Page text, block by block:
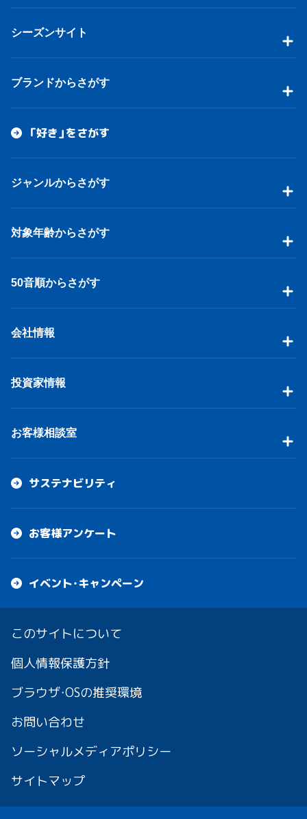
シーズンサイト
ブランドからさがす
「好き」をさがす
ジャンルからさがす
対象年齢からさがす
50音順からさがす
会社情報
投資家情報
お客様相談室
サステナビリティ
お客様アンケート
イベント・キャンペーン
このサイトについて
個人情報保護方針
ブラウザ・OSの推奨環境
お問い合わせ
ソーシャルメディアポリシー
サイトマップ